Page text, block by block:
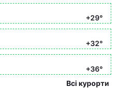
+29°
+32°
+36°
Всі курорти